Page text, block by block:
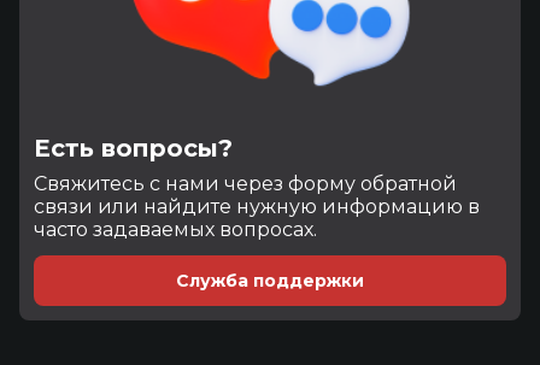
Есть вопросы?
Cвяжитесь с нами через форму обратной
связи или найдите нужную информацию в
часто задаваемых вопросах.
Служба поддержки